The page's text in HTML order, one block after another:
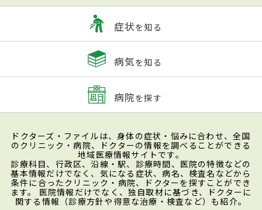
症状を知る
病気を知る
病院を探す
ドクターズ・ファイルは、身体の症状・悩みに合わせ、全国
のクリニック・病院、ドクターの情報を調べることができる
地域医療情報サイトです。
診療科目、行政区、沿線・駅、診療時間、医院の特徴などの
基本情報だけでなく、気になる症状、病名、検査名などから
条件に合ったクリニック・病院、ドクターを探すことができ
ます。 医院情報だけでなく、独自取材に基づき、ドクターに
関する情報（診療方針や得意な治療・検査など）も紹介。